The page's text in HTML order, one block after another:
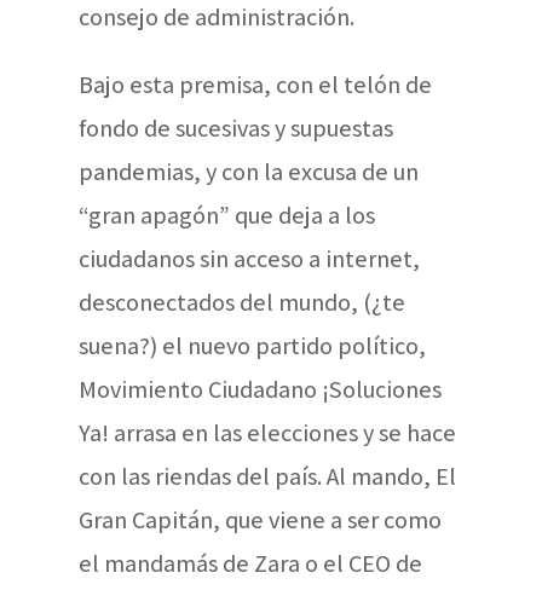
consejo de administración.
Bajo esta premisa, con el telón de
fondo de sucesivas y supuestas
pandemias, y con la excusa de un
“gran apagón” que deja a los
ciudadanos sin acceso a internet,
desconectados del mundo, (¿te
suena?) el nuevo partido político,
Movimiento Ciudadano ¡Soluciones
Ya! arrasa en las elecciones y se hace
con las riendas del país. Al mando, El
Gran Capitán, que viene a ser como
el mandamás de Zara o el CEO de